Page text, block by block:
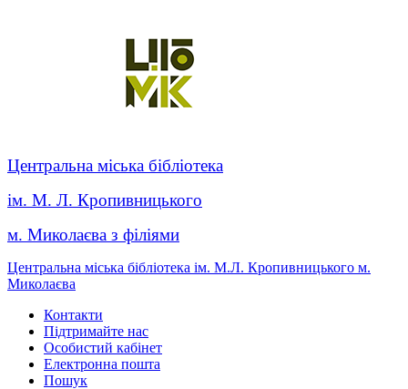
Центральна міська бібліотека
ім. М. Л. Кропивницького
м. Миколаєва з філіями
Центральна міська бібліотека ім. М.Л. Кропивницького м.
Миколаєва
Контакти
Підтримайте нас
Особистий кабінет
Електронна пошта
Пошук